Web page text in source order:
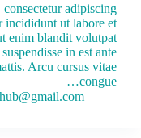
adipiscing
incididunt ut labore et
enim blandit volutpat
in est ante
Arcu cursus vitae
congue…